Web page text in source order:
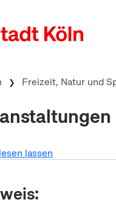
Freizeit, Natur und
lassen